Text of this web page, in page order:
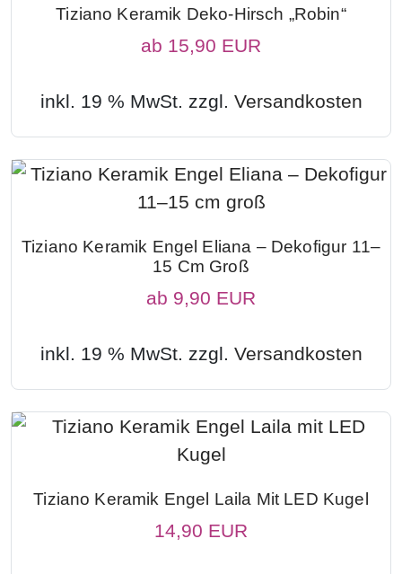
Tiziano Keramik Deko-Hirsch „Robin“
ab 15,90 EUR
inkl. 19 % MwSt. zzgl. Versandkosten
Tiziano Keramik Engel Eliana – Dekofigur 11–
15 Cm Groß
ab 9,90 EUR
inkl. 19 % MwSt. zzgl. Versandkosten
Tiziano Keramik Engel Laila Mit LED Kugel
14,90 EUR